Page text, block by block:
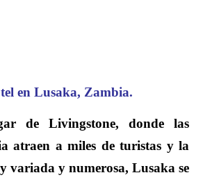
en Lusaka, Zambia.
de Livingstone, donde las
atraen a miles de turistas y la
variada y numerosa, Lusaka se